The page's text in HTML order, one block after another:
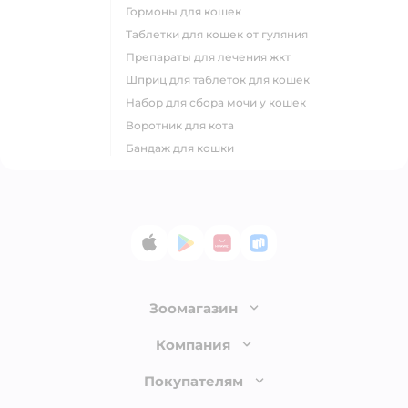
гормоны для кошек
таблетки для кошек от гуляния
препараты для лечения жкт
шприц для таблеток для кошек
набор для сбора мочи у кошек
воротник для кота
бандаж для кошки
App StoreGoogle Play
AppGallery
RuStore
Зоомагазин
Лицензия
Доставка и оплата
Компания
О компании
Покупателям